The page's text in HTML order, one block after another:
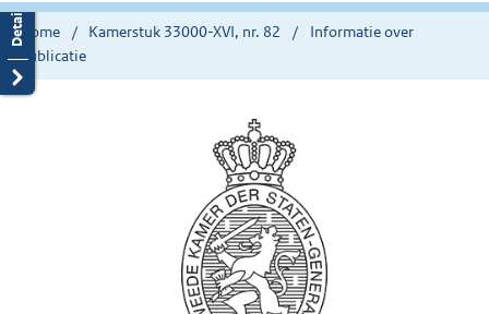
Home Kamerstuk 33000-XVI, nr. 82
Informatie over
publicatie